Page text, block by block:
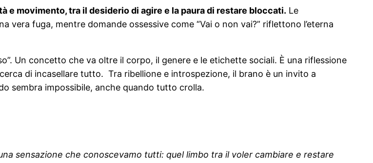
e movimento, tra il desiderio di agire e la paura di restare bloccati. Le
fuga, mentre domande ossessive come “Vai o non vai?” riflettono l’eterna
Un concetto che va oltre il corpo, il genere e le etichette sociali. È una riflessione
di incasellare tutto. Tra ribellione e introspezione, il brano è un invito a
sembra impossibile, anche quando tutto crolla.
una sensazione che conoscevamo tutti: quel limbo tra il voler cambiare e restare